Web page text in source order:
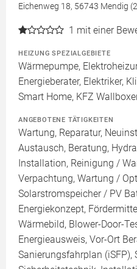
Eichenweg 18, 56743 Mendig
1 mit einer
HEIZUNG SPEZIALGEBIETE
Wärmepumpe,
Energieberater, Elektriker,
Smart Home, KFZ
ANGEBOTENE TÄTIGKEITEN
Wartung, Reparatur,
Austausch, Beratung,
Installation, Reinigung /
Verpachtung, Wartung /
Solarstromspeicher / PV
Energiekonzept,
Wärmebild, Blower-Door-
Energieausweis, Vor-Ort
Sanierungsfahrplan (iSFP),